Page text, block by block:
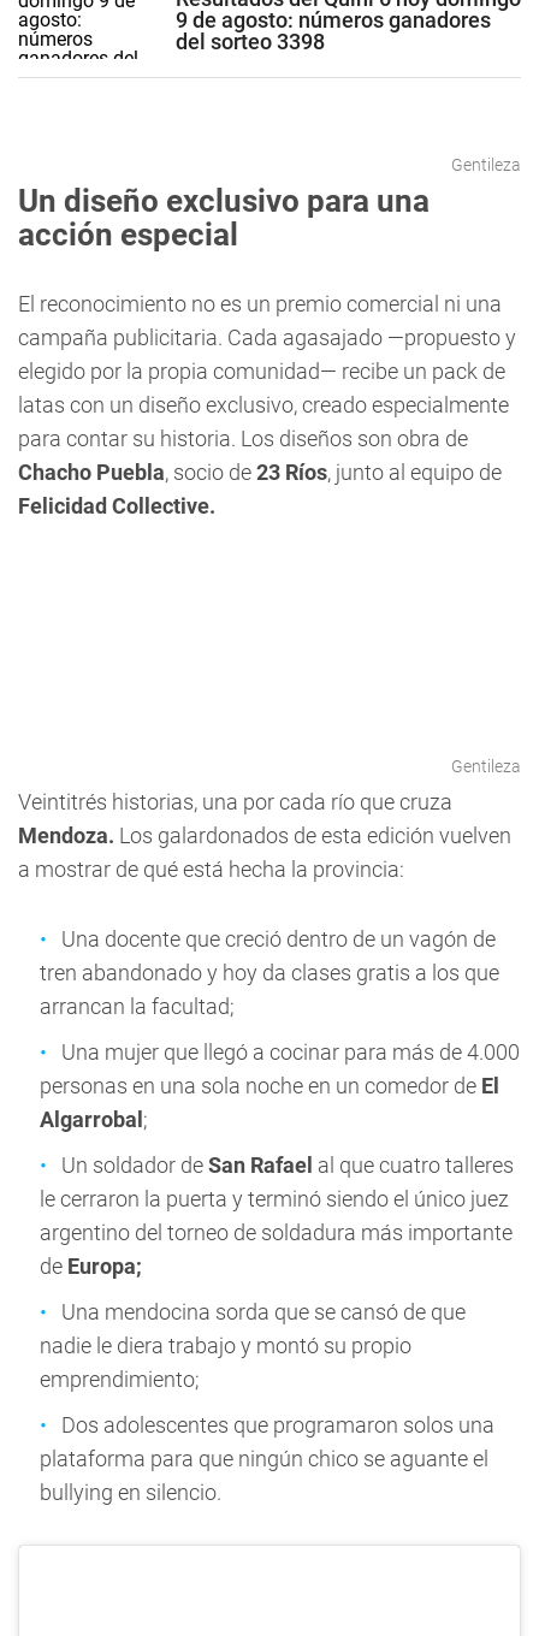
9 de agosto: números ganadores
del sorteo 3398
Gentileza
Un diseño exclusivo para una
acción especial
El reconocimiento no es un premio comercial ni una
campaña publicitaria. Cada agasajado —propuesto y
elegido por la propia comunidad— recibe un pack de
latas con un diseño exclusivo, creado especialmente
para contar su historia. Los diseños son obra de
Chacho Puebla, socio de23 Ríos, junto al equipo de
Felicidad Collective.
Gentileza
Veintitrés historias, una por cada río que cruza
Mendoza. Los galardonados de esta edición vuelven
a mostrar de qué está hecha la provincia:
Una docente que creció dentro de un vagón de
tren abandonado y hoy da clases gratis a los que
arrancan la facultad;
Una mujer que llegó a cocinar para más de 4.000
personas en una sola noche en un comedor de El
Algarrobal ;
Un soldador deSan Rafael al que cuatro talleres
le cerraron la puerta y terminó siendo el único juez
argentino del torneo de soldadura más importante
de Europa;
Una mendocina sorda que se cansó de que
nadie le diera trabajo y montó su propio
emprendimiento;
Dos adolescentes que programaron solos una
plataforma para que ningún chico se aguante el
bullying en silencio.